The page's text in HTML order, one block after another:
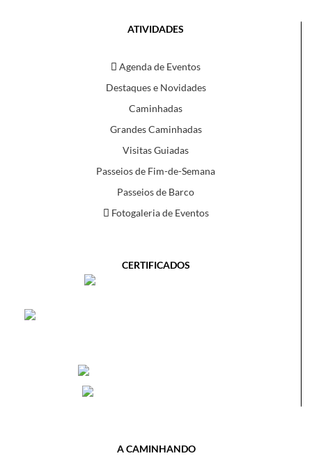
ATIVIDADES
Agenda de Eventos
Destaques e Novidades
Caminhadas
Grandes Caminhadas
Visitas Guiadas
Passeios de Fim-de-Semana
Passeios de Barco
Fotogaleria de Eventos
CERTIFICADOS
A CAMINHANDO